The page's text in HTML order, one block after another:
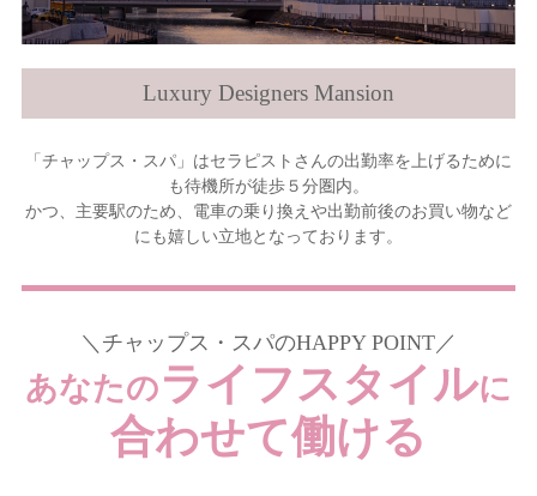
Luxury Designers Mansion
「チャップス・スパ」はセラピストさんの出勤率を上げるために
も待機所が徒歩５分圏内。
かつ、主要駅のため、電車の乗り換えや出勤前後のお買い物など
にも嬉しい立地となっております。
＼チャップス・スパのHAPPY POINT／
あなたのライフスタイルに
合わせて働ける